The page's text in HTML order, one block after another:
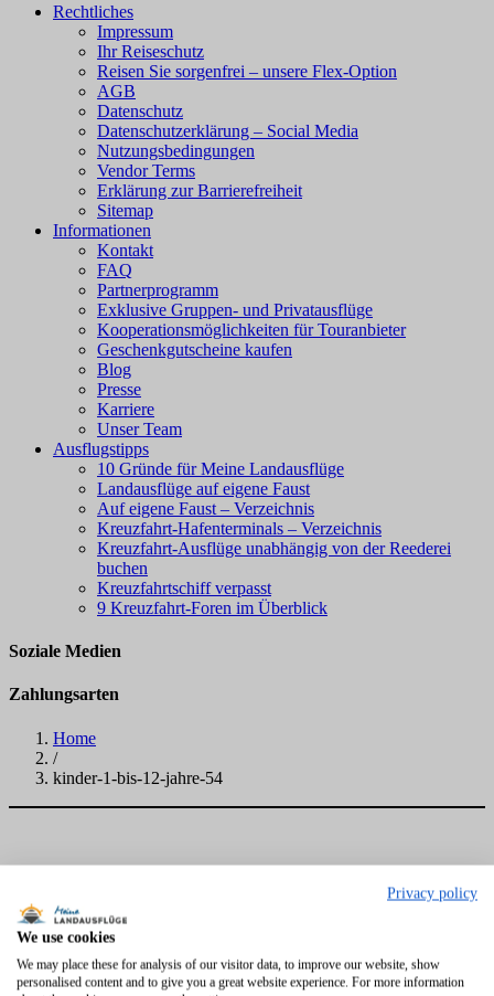
Rechtliches
Impressum
Ihr Reiseschutz
Reisen Sie sorgenfrei – unsere Flex-Option
AGB
Datenschutz
Datenschutzerklärung – Social Media
Nutzungsbedingungen
Vendor Terms
Erklärung zur Barrierefreiheit
Sitemap
Informationen
Kontakt
FAQ
Partnerprogramm
Exklusive Gruppen- und Privatausflüge
Kooperationsmöglichkeiten für Touranbieter
Geschenkgutscheine kaufen
Blog
Presse
Karriere
Unser Team
Ausflugstipps
10 Gründe für Meine Landausflüge
Landausflüge auf eigene Faust
Auf eigene Faust – Verzeichnis
Kreuzfahrt-Hafenterminals – Verzeichnis
Kreuzfahrt-Ausflüge unabhängig von der Reederei
buchen
Kreuzfahrtschiff verpasst
9 Kreuzfahrt-Foren im Überblick
Soziale Medien
Zahlungsarten
Home
/
kinder-1-bis-12-jahre-54
Privacy policy
We use cookies
We may place these for analysis of our visitor data, to improve our website, show
personalised content and to give you a great website experience. For more information